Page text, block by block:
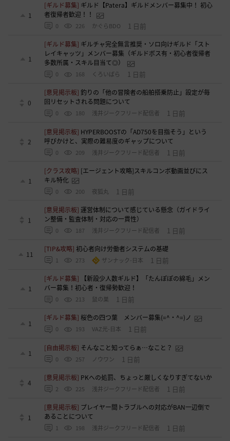
1
[ギルド募集] ギルド【Patera】ギルドメンバー募集中！ 初心
者復帰者歓迎！！
0 226 かぐらBDO 1 日前
1
[ギルド募集] ギルチャ完全無言推奨・ソロ向けギルド「スト
レイキャッツ」メンバー募集（ギルドボス有・初心者復帰者
多数所属・スキル目当て◎）
0 168 くろいばら 1 日前
0
[意見掲示板]釣りの「他の冒険者の船舶搭乗防止」設定が毎
回リセットされる問題について
0 180 浅井ジークフリード配信者 1 日前
2
[意見掲示板] HYPERBOOSTの「AD750を目指そう」という
呼びかけと、実際の難易度のギャップについて
0 209 浅井ジークフリード配信者 1 日前
1
[クラス攻略] [エージェント攻略]スキルコンボ動画並びにス
キル特化
0 200 夜狐丸 1 日前
1
[意見掲示板]運営体制について感じている懸念（ガイドライ
ン整備・監査体制・対応の一貫性）
0 187 浅井ジークフリード配信者 1 日前
11
[TIP&攻略]初心者向け労働者システムの基礎
1 273 ザンナック-日本 1 日前
1
[ギルド募集]
【新設少人数ギルド】「たんぽぽの綿毛」メン
バー募集！初心者・復帰勢歓迎！
0 213 鼠の巣 1 日前
1
[ギルド募集]桜色の四つ葉 メンバー募集(=^・^=)ノ
0 193 VAZ光-日本 1 日前
1
[自由掲示板] そんなこと知ってらぁ…なこと？
0 257 ノウワン 1 日前
4
[意見掲示板] PKへの処罰、ちょっと厳しくなりすぎてないか
2 225 浅井ジークフリード配信者 1 日前
1
[意見掲示板] プレイヤー間トラブルへの対応がBAN一辺倒で
あることについて
1 198 浅井ジークフリード配信者 1 日前